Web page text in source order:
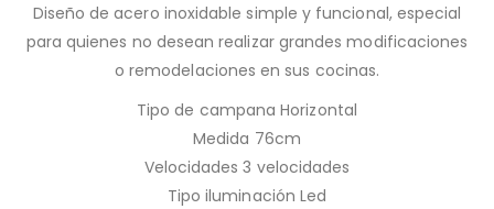
Diseño de acero inoxidable simple y funcional, especial
para quienes no desean realizar grandes modificaciones
o remodelaciones en sus cocinas.
Tipo de campana Horizontal
Medida 76cm
Velocidades 3 velocidades
Tipo iluminación Led